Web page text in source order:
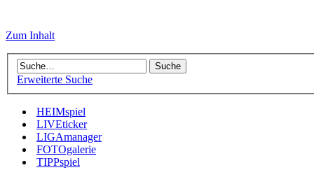
Zum Inhalt
Erweiterte Suche
HEIMspiel
LIVEticker
LIGAmanager
FOTOgalerie
TIPPspiel